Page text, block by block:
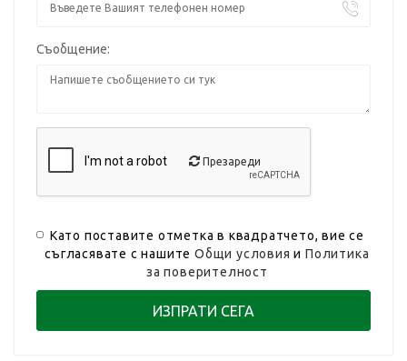
Съобщение:
Презареди
Като поставите отметка в квадратчето, вие се
съгласявате с нашитеОбщи условия иПолитика
за поверителност